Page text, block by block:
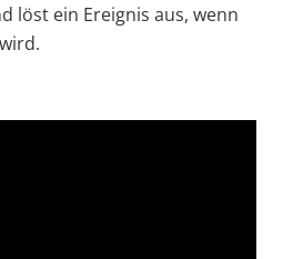
löst ein Ereignis aus, wenn